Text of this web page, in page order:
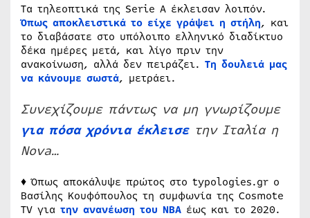
Τα τηλεοπτικά της Serie A έκλεισαν λοιπόν.
Όπως αποκλειστικά το είχε γράψει η στήλη, και
το διαβάσατε στο υπόλοιπο ελληνικό διαδίκτυο
δέκα ημέρες μετά, και λίγο πριν την
ανακοίνωση, αλλά δεν πειράζει. Τη δουλειά μας
να κάνουμε σωστά, μετράει.
Συνεχίζουμε πάντως να μη γνωρίζουμε
για πόσα χρόνια έκλεισετην Ιταλία η
Nova…
♦ Όπως αποκάλυψε πρώτος στο typologies.gr ο
Βασίλης Κουφόπουλος τη συμφωνία της Cosmote
TV για την ανανέωση του ΝΒΑ έως και το 2020.